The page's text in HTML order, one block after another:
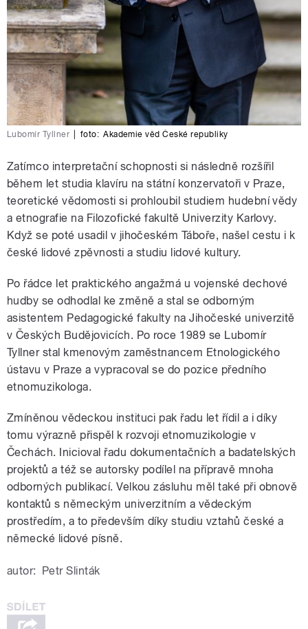
Lubomír Tyllner foto: Akademie věd České republiky
Zatímco interpretační schopnosti si následně rozšířil
během let studia klavíru na státní konzervatoři v Praze,
teoretické vědomosti si prohloubil studiem hudební vědy
a etnografie na Filozofické fakultě Univerzity Karlovy.
Když se poté usadil v jihočeském Táboře, našel cestu i k
české lidové zpěvnosti a studiu lidové kultury.
Po řádce let praktického angažmá u vojenské dechové
hudby se odhodlal ke změně a stal se odborným
asistentem Pedagogické fakulty na Jihočeské univerzitě
v Českých Budějovicích. Po roce 1989 se Lubomír
Tyllner stal kmenovým zaměstnancem Etnologického
ústavu v Praze a vypracoval se do pozice předního
etnomuzikologa.
Zmíněnou vědeckou instituci pak řadu let řídil a i díky
tomu výrazně přispěl k rozvoji etnomuzikologie v
Čechách. Inicioval řadu dokumentačních a badatelských
projektů a též se autorsky podílel na přípravě mnoha
odborných publikací. Velkou zásluhu měl také při obnově
kontaktů s německým univerzitním a vědeckým
prostředím, a to především díky studiu vztahů české a
německé lidové písně.
autor: Petr Slinták